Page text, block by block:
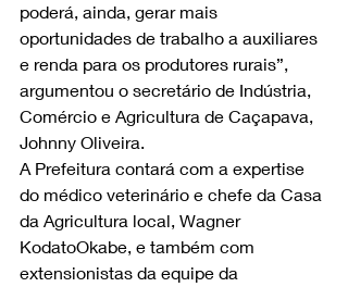
poderá, ainda, gerar mais
oportunidades de trabalho a auxiliares
e renda para os produtores rurais”,
argumentou o secretário de Indústria,
Comércio e Agricultura de Caçapava,
Johnny Oliveira.
A Prefeitura contará com a expertise
do médico veterinário e chefe da Casa
da Agricultura local, Wagner
KodatoOkabe, e também com
extensionistas da equipe da